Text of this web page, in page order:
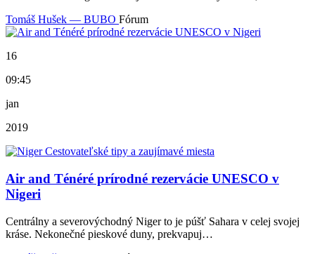
Tomáš Hušek — BUBO Fórum
16
09:45
jan
2019
Air and Ténéré prírodné rezervácie UNESCO v
Nigeri
Centrálny a severovýchodný Niger to je púšť Sahara v celej svojej
kráse. Nekonečné pieskové duny, prekvapuj…